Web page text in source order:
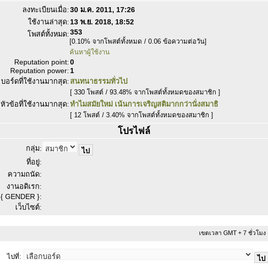
ลงทะเบียนเมื่อ:30 ม.ค. 2011, 17:26
ใช้งานล่าสุด: 13 พ.ย. 2018, 18:52
โพสต์ทั้งหมด:353
[0.10% จากโพสต์ทั้งหมด / 0.06 ข้อความต่อวัน]
ค้นหาผู้ใช้งาน
Reputation point:0
Reputation power: 1
บอร์ดที่ใช้งานมากสุด: สนทนาธรรมทั่วไป
[ 330 โพสต์ / 93.48% จากโพสต์ทั้งหมดของสมาชิก ]
หัวข้อที่ใช้งานมากสุด:ทำไมสมัยใหม่ เน้นการเจริญสติมากกว่านั่งสมาธิ
[ 12 โพสต์ / 3.40% จากโพสต์ทั้งหมดของสมาชิก ]
โปรไฟล์
กลุ่ม:
ที่อยู่:
ความถนัด:
งานอดิเรก:
{ GENDER }:
เว็บไซต์:
เขตเวลา GMT + 7 ชั่วโมง
ไปที่: